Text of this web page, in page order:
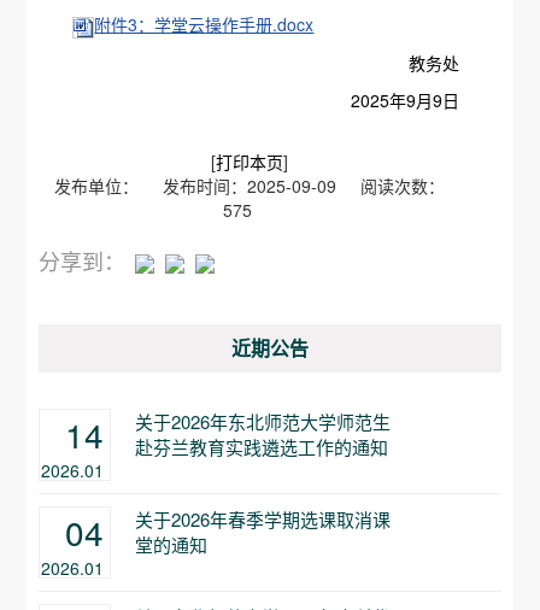
附件3：学堂云操作手册.docx
教务处
2025年9月9日
[打印本页]
发布单位： 发布时间：2025-09-09 阅读次数：
575
分享到：
近期公告
14
2026.01
关于2026年东北师范大学师范生
赴芬兰教育实践遴选工作的通知
04
2026.01
关于2026年春季学期选课取消课
堂的通知